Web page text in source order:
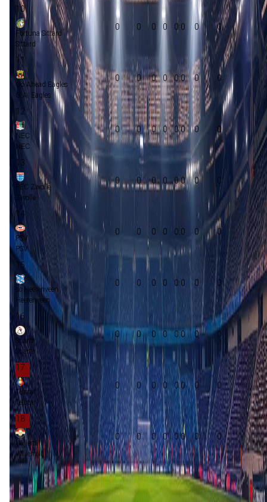
10
Fortuna Sittard
Sittard
0 0 0 0 0:0 0 0
11
Go Ahead Eagles
G.A. Eagles
0 0 0 0 0:0 0 0
12
NEC
NEC
0 0 0 0 0:0 0 0
13
PEC Zwolle
Zwolle
0 0 0 0 0:0 0 0
14
PSV
PSV
0 0 0 0 0:0 0 0
15
sc Heerenveen
Heerenveen
0 0 0 0 0:0 0 0
16
Sparta
Sparta
0 0 0 0 0:0 0 0
17
Telstar
Telstar
0 0 0 0 0:0 0 0
18
Willem II
Willem II
0 0 0 0 0:0 0 0
Groepsfase Champions League
Voorronde Champions League